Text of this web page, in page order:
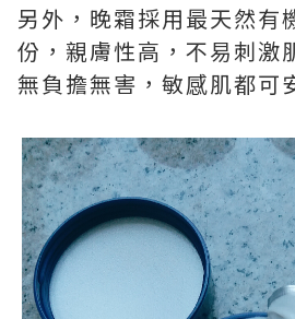
另外，晚霜採用最天然有
份，親膚性高，不易刺激
無負擔無害，敏感肌都可